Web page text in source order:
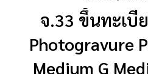
จ.33 ขึ้นทะเ
Photogravure
Medium G